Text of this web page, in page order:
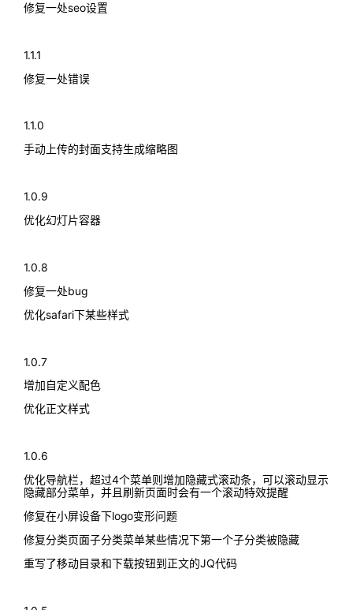
修复一处seo设置
1.1.1
修复一处错误
1.1.0
手动上传的封面支持生成缩略图
1.0.9
优化幻灯片容器
1.0.8
修复一处bug
优化safari下某些样式
1.0.7
增加自定义配色
优化正文样式
1.0.6
优化导航栏，超过4个菜单则增加隐藏式滚动条，可以滚动显示
隐藏部分菜单，并且刷新页面时会有一个滚动特效提醒
修复在小屏设备下logo变形问题
修复分类页面子分类菜单某些情况下第一个子分类被隐藏
重写了移动目录和下载按钮到正文的JQ代码